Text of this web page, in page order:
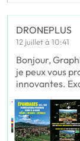
DRONEPLUS
12 juillet à 10:41
Bonjour,
je peux vous
innovantes.